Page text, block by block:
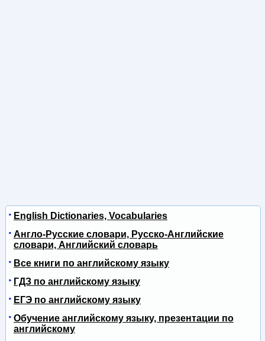
English Dictionaries, Vocabularies
Англо-Русские словари, Русско-Английские
словари, Английский словарь
Все книги по английскому языку
ГДЗ по английскому языку
ЕГЭ по английскому языку
Обучение английскому языку, презентации по
английскому